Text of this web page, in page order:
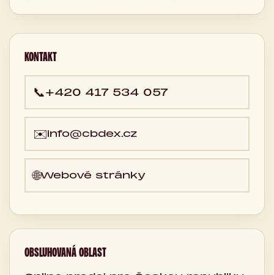
KONTAKT
📞+420 417 534 057
✉️info@cbdex.cz
🌐Webové stránky
OBSLUHOVANÁ OBLAST